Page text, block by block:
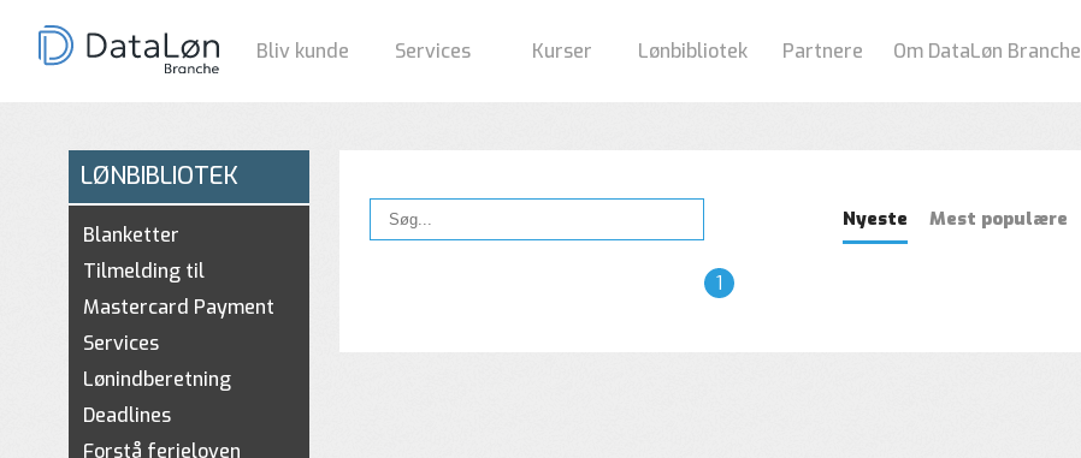
Bliv kunde Services Kurser Lønbibliotek Partnere Om DataLøn Branche
Nyeste Mest populære
1
LØNBIBLIOTEK
Blanketter
Tilmelding til
Mastercard Payment
Services
Lønindberetning
Deadlines
Forstå ferieloven